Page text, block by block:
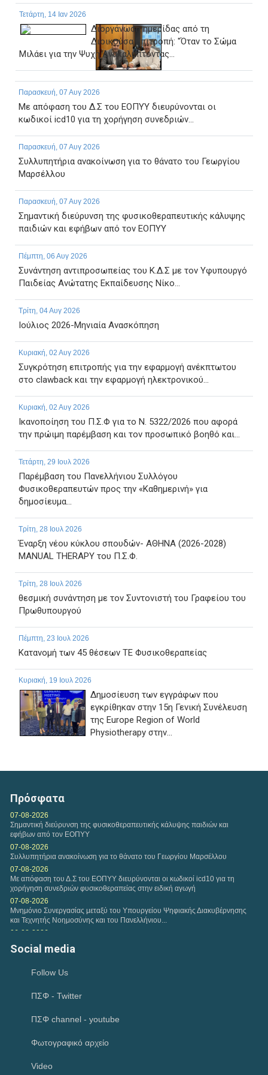
Τετάρτη, 14 Ιαν 2026
Διοργάνωση ημερίδας από τη
Διοικούσα Επιτροπή: "Όταν το Σώμα
Μιλάει για την Ψυχή Ανακαλύπτοντας...
Παρασκευή, 07 Αυγ 2026
Με απόφαση του Δ.Σ του ΕΟΠΥΥ διευρύνονται οι
κωδικοί icd10 για τη χορήγηση συνεδριών...
Παρασκευή, 07 Αυγ 2026
Συλλυπητήρια ανακοίνωση για το θάνατο του Γεωργίου
Μαρσέλλου
Παρασκευή, 07 Αυγ 2026
Σημαντική διεύρυνση της φυσικοθεραπευτικής κάλυψης
παιδιών και εφήβων από τον ΕΟΠΥΥ
Πέμπτη, 06 Αυγ 2026
Συνάντηση αντιπροσωπείας του Κ.Δ.Σ με τον Υφυπουργό
Παιδείας Ανώτατης Εκπαίδευσης Νίκο...
Τρίτη, 04 Αυγ 2026
Ιούλιος 2026-Μηνιαία Ανασκόπηση
Κυριακή, 02 Αυγ 2026
Συγκρότηση επιτροπής για την εφαρμογή ανέκπτωτου
στο clawback και την εφαρμογή ηλεκτρονικού...
Κυριακή, 02 Αυγ 2026
Ικανοποίηση του Π.Σ.Φ για το Ν. 5322/2026 που αφορά
την πρώιμη παρέμβαση και τον προσωπικό βοηθό και...
Τετάρτη, 29 Ιουλ 2026
Παρέμβαση του Πανελλήνιου Συλλόγου
Φυσικοθεραπευτών προς την «Καθημερινή» για
δημοσίευμα...
Τρίτη, 28 Ιουλ 2026
Έναρξη νέου κύκλου σπουδών- ΑΘΗΝΑ (2026-2028)
MANUAL THERAPY του Π.Σ.Φ.
Τρίτη, 28 Ιουλ 2026
θεσμική συνάντηση με τον Συντονιστή του Γραφείου του
Πρωθυπουργού
Πέμπτη, 23 Ιουλ 2026
Κατανομή των 45 θέσεων ΤΕ Φυσικοθεραπείας
Κυριακή, 19 Ιουλ 2026
Δημοσίευση των εγγράφων που
εγκρίθηκαν στην 15η Γενική Συνέλευση
της Europe Region of World
Physiotherapy στην...
ΠΑΡΑΤΑΣΗ ΗΜΕΡΟΜΗΝΙΑΣ ΥΠΟΒΟΛΗΣ
ΕΚΔΗΛΩΣΗΣ ΕΝΔΙΑΦΕΡΟΝΤΟΣ...
Πρόσφατα
07-08-2026
Σημαντική διεύρυνση της φυσικοθεραπευτικής κάλυψης παιδιών και
εφήβων από τον ΕΟΠΥΥ
07-08-2026
Συλλυπητήρια ανακοίνωση για το θάνατο του Γεωργίου Μαρσέλλου
07-08-2026
Με απόφαση του Δ.Σ του ΕΟΠΥΥ διευρύνονται οι κωδικοί icd10 για τη
χορήγηση συνεδριών φυσικοθεραπείας στην ειδική αγωγή
07-08-2026
Μνημόνιο Συνεργασίας μεταξύ του Υπουργείου Ψηφιακής Διακυβέρνησης
και Τεχνητής Νοημοσύνης και του Πανελλήνιου...
06-08-2026
Ανώτατης Εκπαίδευσης Νίκο Παπαϊωάννου
Ιούλιος 2026-Μηνιαία Ανασκόπηση
Ικανοποίηση του Π.Σ.Φ για το Ν. 5322/2026 που αφορά την πρώιμη
02-08-2026
«Καθημερινή» για δημοσίευμα σχετικά με τους...
Social media
Follow Us
ΠΣΦ - Twitter
ΠΣΦ channel - youtube
Φωτογραφικό αρχείο
Video